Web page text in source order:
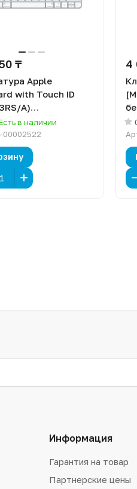
₸
Apple
with Touch ID
A)
клавиш -,
в наличии
00002522
4
Информация
Гарантия на товар
Партнерские цены